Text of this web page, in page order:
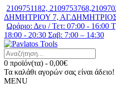
2109751182,
ΔΗΜΗΤΡΙΟΥ 7, ΑΓ.ΔΗΜΗΤΡΙΟΣ
Ωράριο: Δευ / Τετ: 07:00 - 16:00
18:00 - 20:30 Σαβ: 7:00 – 14:30
0 προϊόν(τα) - 0,00€
Τα καλάθι αγορών σας είναι άδειο!
MENU